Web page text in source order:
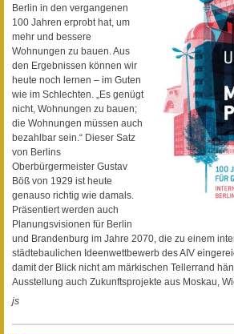
Berlin in den vergangenen
100 Jahren erprobt hat, um
mehr und bessere
Wohnungen zu bauen. Aus
den Ergebnissen können wir
heute noch lernen – im Guten
wie im Schlechten. „Es genügt
nicht, Wohnungen zu bauen;
die Wohnungen müssen auch
bezahlbar sein.“ Dieser Satz
von Berlins
Oberbürgermeister Gustav
Böß von 1929 ist heute
genauso richtig wie damals.
Präsentiert werden auch
Planungsvisionen für Berlin
und Brandenburg im Jahre 2070, die zu einem
städtebaulichen Ideenwettbewerb des AIV
damit der Blick nicht am märkischen Tellerrand
Ausstellung auch Zukunftsprojekte aus Moskau,
js